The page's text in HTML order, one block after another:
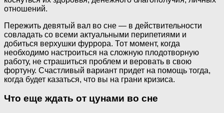
отношений.
Пережить девятый вал во сне — в действительности
совладать со всеми актуальными перипетиями и
добиться верхушки фуррора. Тот момент, когда
необходимо настроиться на сложную плодотворную
работу, не страшиться проблем и веровать в свою
фортуну. Счастливый вариант придет на помощь тогда,
когда будет казаться, что вы на грани кризиса.
Что еще ждать от цунами во сне